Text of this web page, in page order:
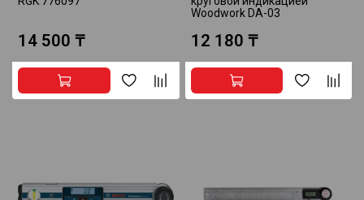
14 500 ₸
Woodwork DA-03
12 180 ₸